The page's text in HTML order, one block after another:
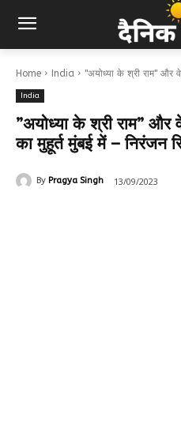
Home India ''अयोध्या के श्री राम'' और
India
”अयोध्या के श्री राम” और
का मुहूर्त मुंबई में – निरंजन
By Pragya Singh 13/09/2023